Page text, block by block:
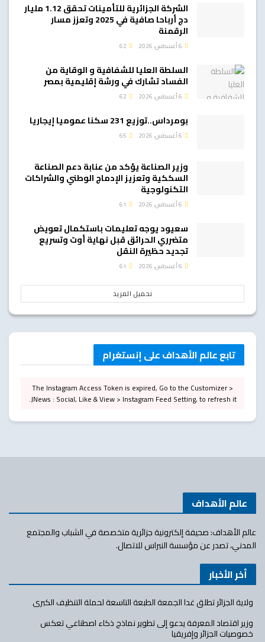
الشركة الجزائرية للتأمينات تحقق 1.12 مليار
دج أرباحا صافية في 2025 وتعزز مسار
الرقمنة
السلطة العليا للشفافية و الوقاية من
الفساد تشارك في ورشة إقليمية بمصر
بومرداس..توزيع 231 سكنا عموميا إيجاريا
وزير الصناعة يؤكد من عنابة دعم الصناعة
السككية وتعزيز الإدماج الوطني والشراكات
التكنولوجية
سعيود يوجه تعليمات باستكمال تعويض
متضرري الحرائق قبل نهاية أوت وتسريع
تجديد حظيرة النقل
تحميل المزيد
تابع عالم الأهداف على إنستغرام
The Instagram Access Token is expired, Go to the Customizer >
JNews : Social, Like & View > Instagram Feed Setting, to refresh it.
عالم الأهداف
عالم الأهداف: صحيفة إلكترونية جزائرية متخصصة في الشباب والمجتمع
المدني، تصدر عن مؤسسة النبراس للاتصال.
أخر الأخبار
ولاية الجزائر تطلق غدا الجمعة الطبعة التاسعة لحملة التنظيف الكبرى
وزير اقتصاد المعرفة يدعو إلى تطوير نماذج ذكاء اصطناعي تعكس
خصوصيات الجزائر وإفريقيا